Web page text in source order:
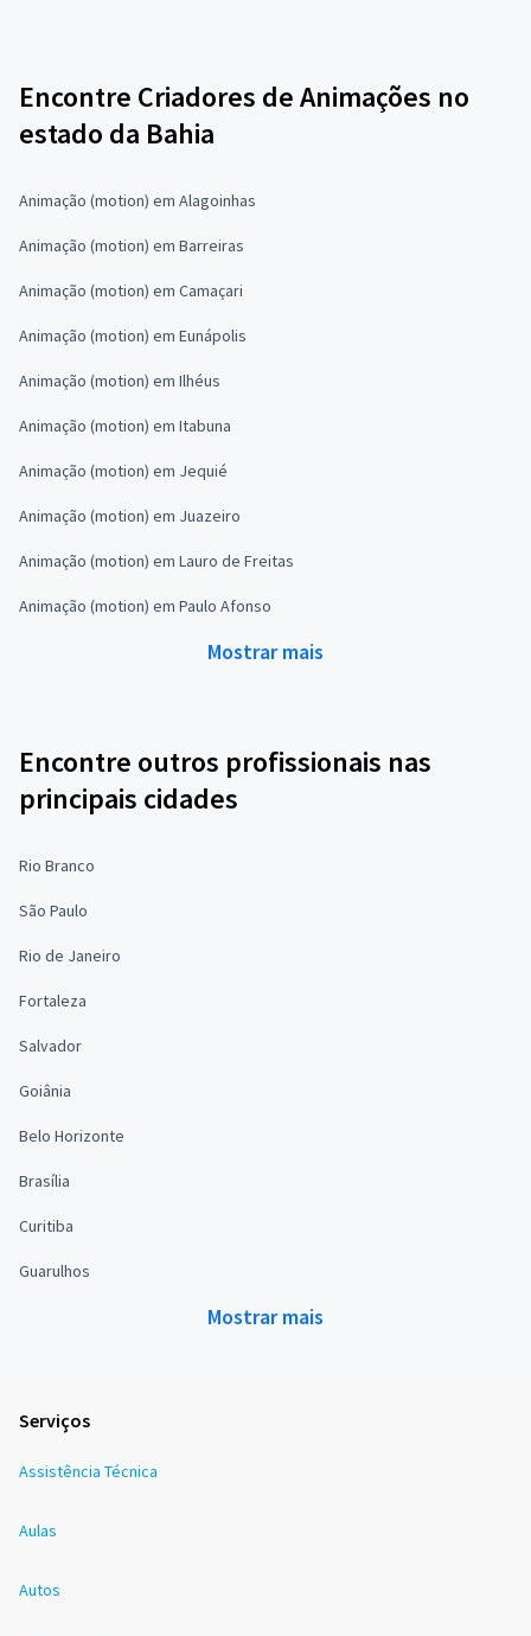
Encontre Criadores de Animações no
estado da Bahia
Animação (motion) em Alagoinhas
Animação (motion) em Barreiras
Animação (motion) em Camaçari
Animação (motion) em Eunápolis
Animação (motion) em Ilhéus
Animação (motion) em Itabuna
Animação (motion) em Jequié
Animação (motion) em Juazeiro
Animação (motion) em Lauro de Freitas
Animação (motion) em Paulo Afonso
Mostrar mais
Encontre outros profissionais nas
principais cidades
Rio Branco
São Paulo
Rio de Janeiro
Fortaleza
Salvador
Goiânia
Belo Horizonte
Brasília
Curitiba
Guarulhos
Mostrar mais
Serviços
Assistência Técnica
Aulas
Autos